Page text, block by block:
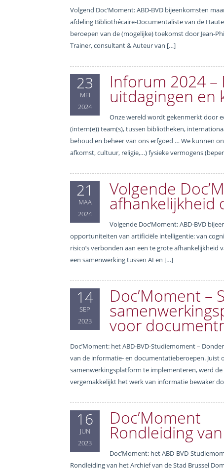
Volgend Doc’Moment: ABD-BVD bijeenkomsten
afdeling Bibliothécaire-Documentaliste van de
beroepen van de (mogelijke) toekomst door Jean-
Trainer, consultant & Auteur van […]
23
MEI
2024
Inforum 2024 –
uitdagingen en
Onze wereld wordt gekenmerkt door
(intern(e)) team(s), tussen bibliotheken,
behoud en beheer van ons erfgoed … We kunnen
afkomst, cultuur, religie,…) fysieke vermogens
21
MAA
2024
Volgende
afhankelijkheid
Volgende Doc’Moment: ABD-BVD
opportuniteiten van artificiële intelligentie: van
risico’s verbonden aan een te grote
een samenwerking tussen AI en […]
14
SEP
2023
Doc’Moment –
voor
Doc’Moment: het ABD-BVD-Studiemoment –
van de informatie- en documentatieberoepen.
samenwerkingsplatform te implementeren, werd
vergemakkelijkt het werk van informatie bewaker
16
JUN
2023
Doc’Moment
Rondleiding
Doc’Moment: het ABD-BVD-
Rondleiding van het Archief van de Stad Brussel